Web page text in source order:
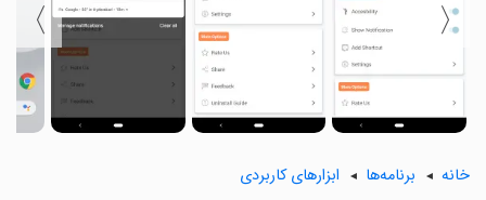
〈
〉
خانه برنامه‌ها ابزارهای کاربردی